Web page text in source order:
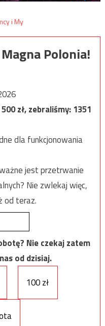
Polonia!
zł, zebraliśmy:1351
dla funkcjonowania
jest przetrwanie
Nie zwlekaj więc,
od teraz.
Nie czekaj zatem
od dzisiaj.
100 zł